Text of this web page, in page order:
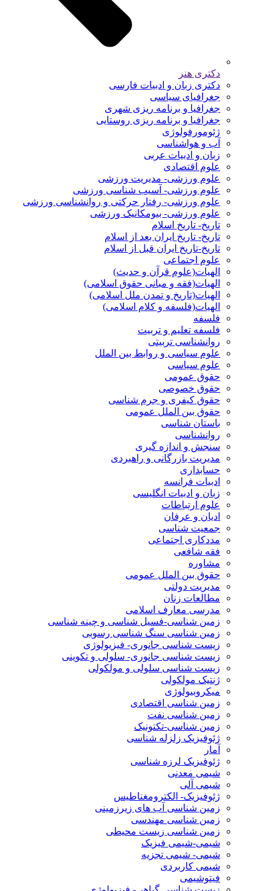
دکتری هنر
دکتری زبان و ادبیات فارسی
جغرافیای سیاسی
جغرافیا و برنامه ریزی شهری
جغرافیا و برنامه ریزی روستایی
ژئومورفولوژی
آب و هواشناسی
زبان و ادبیات عربی
علوم اقتصادی
علوم ورزشی- مدیریت ورزشی
علوم ورزشی- آسیب شناسی ورزشی
علوم ورزشی- رفتار حرکتی و روانشناسی ورزشی
علوم ورزشی- بیومکانیک ورزشی
تاریخ- تاریخ اسلام
تاریخ- تاریخ ایران بعد از اسلام
تاریخ-تاریخ ایران قبل از اسلام
علوم اجتماعی
الهیات(علوم قرآن و حدیث)
الهیات(فقه و مبانی حقوق اسلامی)
الهیات(تاریخ و تمدن ملل اسلامی)
الهیات(فلسفه و کلام اسلامی)
فلسفه
فلسفه تعلیم و تربیت
روانشناسی تربیتی
علوم سیاسی و روابط بین الملل
علوم سیاسی
حقوق عمومی
حقوق خصوصی
حقوق کیفری و جرم شناسی
حقوق بین الملل عمومی
باستان شناسی
روانشناسی
سنجش و اندازه گیری
مدیریت بازرگانی و راهبردی
حسابداری
ادبیات فرانسه
زبان و ادبیات انگلیسی
علوم ارتباطات
ادیان و عرفان
جمعیت شناسی
مددکاری اجتماعی
فقه شافعی
مشاوره
حقوق بین الملل عمومی
مدیریت دولتی
مطالعات زنان
مدرسی معارف اسلامی
زمین شناسی-فسیل شناسی و چینه شناسی
زمین شناسی سنگ شناسی رسوبی
زیست شناسی جانوری- فیزیولوژی
زیست شناسی جانوری- سلولی و تکوینی
زیست شناسی سلولی و مولکولی
ژنتیک مولکولی
میکروبیولوژی
زمین شناسی اقتصادی
زمین شناسی نفت
زمین شناسی-تکتونیک
ژئوفیزیک زلزله شناسی
آمار
ژئوفیزیک لرزه شناسی
شیمی معدنی
شیمی آلی
ژئوفیزیک- الکترومغناطیس
زمین شناسی آب های زیرزمینی
زمین شناسی مهندسی
زمین شناسی زیست محیطی
شیمی-شیمی فیزیک
شیمی- شیمی تجزیه
شیمی کاربردی
فیتوشیمی